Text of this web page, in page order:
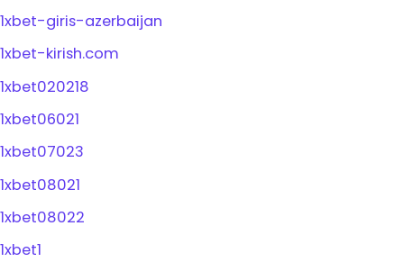
1xbet-giris-azerbaijan
1xbet-kirish.com
1xbet020218
1xbet06021
1xbet07023
1xbet08021
1xbet08022
1xbet1